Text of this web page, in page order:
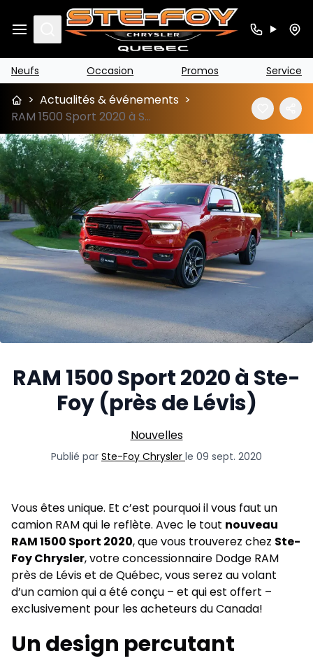
Search
Neufs Occasion Promos Service
> Actualités & événements >
RAM 1500 Sport 2020 à Ste-Foy (près de Lévis)
RAM 1500 Sport 2020 à Ste-
Foy (près de Lévis)
Nouvelles
Publié par Ste-Foy Chrysler le 09 sept. 2020
Vous êtes unique. Et c’est pourquoi il vous faut un
camion RAM qui le reflète. Avec le tout nouveau
RAM 1500 Sport 2020, que vous trouverez chez Ste-
Foy Chrysler, votreconcessionnaire Dodge RAM
près de Lévis et de Québec, vous serez au volant
d’un camion qui a été conçu – et qui est offert –
exclusivement pour les acheteurs du Canada!
Un design percutant